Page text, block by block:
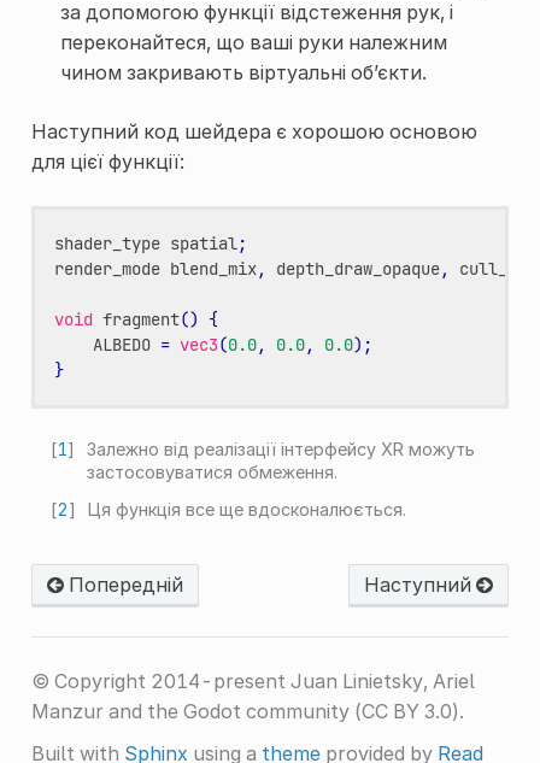
за допомогою функції відстеження рук, і
переконайтеся, що ваші руки належним
чином закривають віртуальні об’єкти.
Наступний код шейдера є хорошою основою
для цієї функції:
shader_type spatial;
render_mode blend_mix, depth_draw_opaque,
void fragment()
{
ALBEDO = vec3(0.0, 0.0, 0.0);
}
[1]
Залежно від реалізації інтерфейсу XR можуть
застосовуватися обмеження.
[2] Ця функція все ще вдосконалюється.
Попередній Наступний
© Copyright 2014-present Juan Linietsky, Ariel
Manzur and the Godot community (CC BY 3.0).
Built with Sphinx using a themeprovided by Read